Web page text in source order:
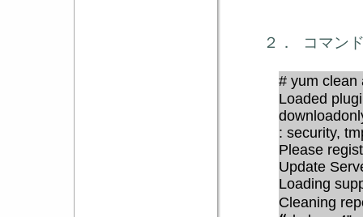
２． コマン
# yum
Loaded
: security,
Please
Update
Loading
Cleaning